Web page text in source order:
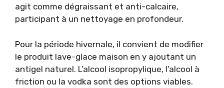
agit comme dégraissant et anti-calcaire,
participant à un nettoyage en profondeur.
Pour la période hivernale, il convient de modifier
le produit lave-glace maison en y ajoutant un
antigel naturel. L’alcool isopropylique, l’alcool à
friction ou la vodka sont des options viables.